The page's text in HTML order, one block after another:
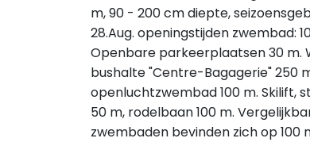
m, 90 - 200 cm diepte,
28.Aug. openingstijden zwembad:
Openbare parkeerplaatsen 30 m.
bushalte "Centre-Bagagerie" 250
openluchtzwembad 100 m. Skilift,
50 m, rodelbaan 100 m.
zwembaden bevinden zich op